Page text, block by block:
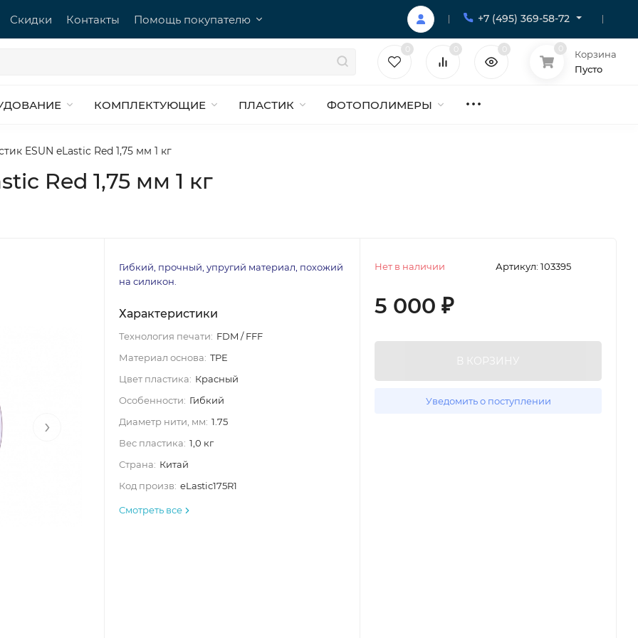
Скидки Контакты Помощь покупателю +7 (495) 369-58-72
Корзина
Пусто
КОМПЛЕКТУЮЩИЕ ПЛАСТИК ФОТОПОЛИМЕРЫ
ESUN eLastic Red 1,75 мм 1 кг
Red 1,75 мм 1 кг
›
Гибкий, прочный, упругий материал, похожий
на силикон.
Характеристики
Технология печати: FDM / FFF
Материал основа: TPE
Цвет пластика: Красный
Особенности: Гибкий
Диаметр нити, мм: 1.75
Вес пластика: 1,0 кг
Страна: Китай
Код произв: eLastic175R1
Смотреть все
Артикул: 103395
Нет в наличии
5 000₽
В КОРЗИНУ
Уведомить о поступлении